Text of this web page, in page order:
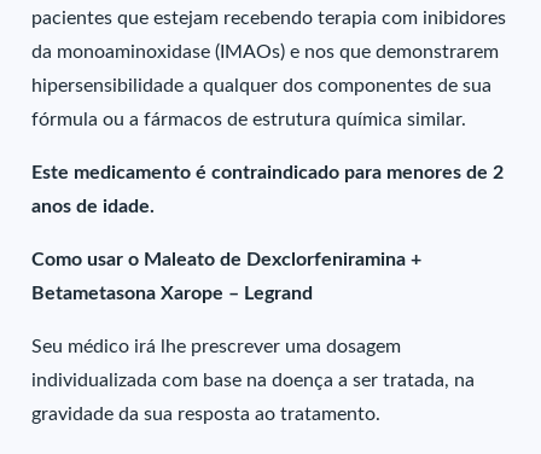
pacientes que estejam recebendo terapia com inibidores
da monoaminoxidase (IMAOs) e nos que demonstrarem
hipersensibilidade a qualquer dos componentes de sua
fórmula ou a fármacos de estrutura química similar.
Este medicamento é contraindicado para menores de 2
anos de idade.
Como usar o Maleato de Dexclorfeniramina +
Betametasona Xarope – Legrand
Seu médico irá lhe prescrever uma dosagem
individualizada com base na doença a ser tratada, na
gravidade da sua resposta ao tratamento.